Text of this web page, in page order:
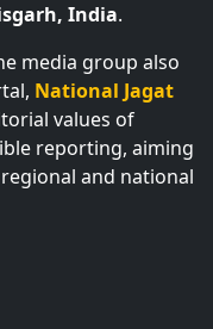
India.
media group also
National Jagat
values of
reporting, aiming
and national